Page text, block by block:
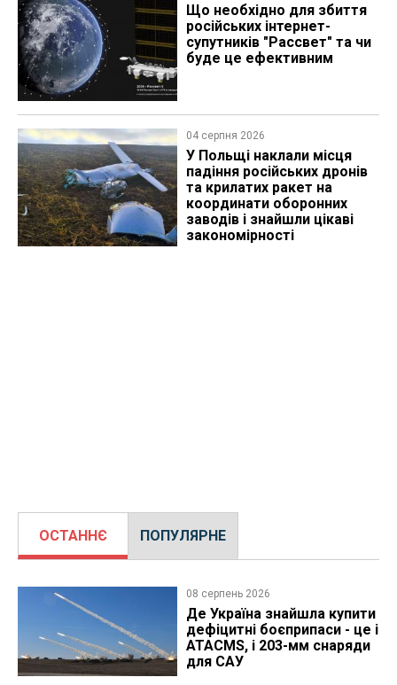
Що необхідно для збиття
російських інтернет-
супутників "Рассвет" та чи
буде це ефективним
04 серпня 2026
У Польщі наклали місця
падіння російських дронів
та крилатих ракет на
координати оборонних
заводів і знайшли цікаві
закономірності
ОСТАННЄ ПОПУЛЯРНЕ
08 серпень 2026
Де Україна знайшла купити
дефіцитні боєприпаси - це і
ATACMS, і 203-мм снаряди
для САУ